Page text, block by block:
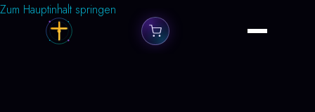
Zum Hauptinhalt springen